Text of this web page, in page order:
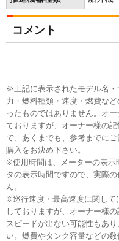
コメント
※上記に表示されたモデル名
力・燃料種類・速度・燃費な
ったものではありません。オ
ておりますが、オーナー様の
で、あくまでも、参考までに
購入をお決め下さい。
※使用時間は、メーターの表示
タの表示時間ですので、実際
ん。
※巡行速度・最高速度に関して
しておりますが、オーナー様
スピードが出ない可能性もあ
い。燃費やタンク容量などの数